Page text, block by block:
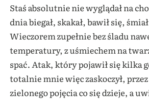
Staś absolutnie nie wyglądał na
dnia biegał, skakał, bawił się,
Wieczorem zupełnie bez śladu
temperatury, z uśmiechem na
spać. Atak, który pojawił się kilka
totalnie mnie więc zaskoczył,
zielonego pojęcia co się dzieje, a